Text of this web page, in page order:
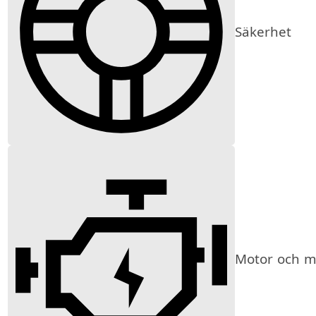
Säkerhet
Motor och